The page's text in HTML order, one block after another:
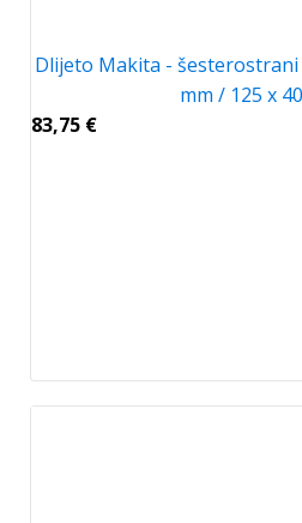
Dlijeto Makita -
mm / 125 x
83,75 €